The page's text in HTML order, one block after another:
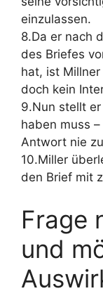
einzulassen.
8.Da er nach
des Briefes
hat, ist
doch kein
9.Nun stellt
haben muss
Antwort nie
10.Miller
den Brief mit
Frage
und